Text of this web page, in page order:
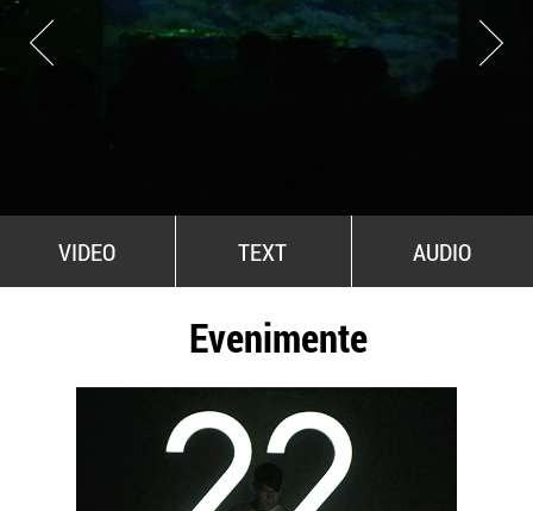
PEOPLE OF ROMANIA se lansează la
galeria Simeza
All Stars For Outernational
VIDEO TEXT AUDIO
Evenimente